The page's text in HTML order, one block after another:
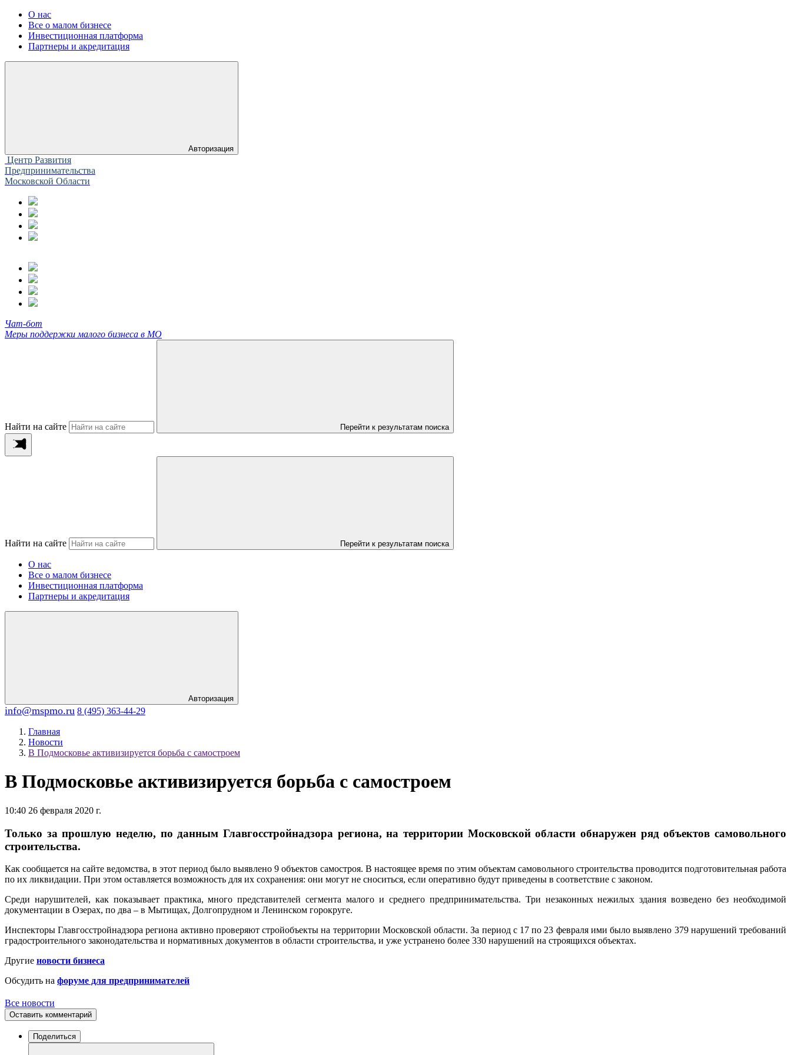
О нас
Все о малом бизнесе
Инвестиционная платформа
Партнеры и акредитация
Авторизация
Центр Развития
Предпринимательства
Московской Области
Чат-бот
Меры поддержки малого бизнеса в МО
Найти на сайте Перейти к результатам поиска
Найти на сайте Перейти к результатам поиска
О нас
Все о малом бизнесе
Инвестиционная платформа
Партнеры и акредитация
Авторизация
info@mspmo.ru 8 (495) 363-44-29
Главная
Новости
В Подмосковье активизируется борьба с самостроем
В Подмосковье активизируется борьба с самостроем
10:40 26 февраля 2020 г.
Только за прошлую неделю, по данным Главгосстройнадзора региона, на территории Московской области обнаружен ряд объектов самовольного
строительства.
Как сообщается на сайте ведомства, в этот период было выявлено 9 объектов самостроя. В настоящее время по этим объектам самовольного строительства проводится подготовительная работа
по их ликвидации. При этом оставляется возможность для их сохранения: они могут не сноситься, если оперативно будут приведены в соответствие с законом.
Среди нарушителей, как показывает практика, много представителей сегмента малого и среднего предпринимательства. Три незаконных нежилых здания возведено без необходимой
документации в Озерах, по два – в Мытищах, Долгопрудном и Ленинском горокруге.
Инспекторы Главгосстройнадзора региона активно проверяют стройобъекты на территории Московской области. За период с 17 по 23 февраля ими было выявлено 379 нарушений требований
градостроительного законодательства и нормативных документов в области строительства, и уже устранено более 330 нарушений на строящихся объектах.
Другие новости бизнеса
Обсудить на форуме для предпринимателей
Все новости
Оставить комментарий
Поделиться